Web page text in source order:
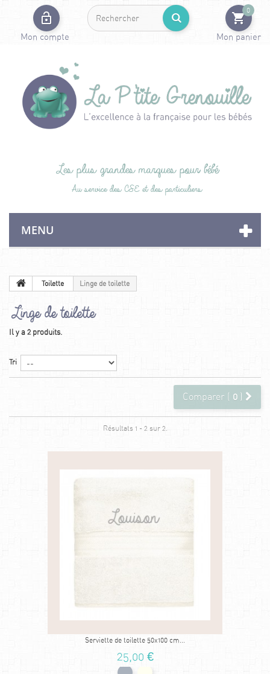
0
Mon panier
Mon compte
Les plus grandes marques pour bébé
Au service des CSE et des particuliers
MENU
Toilette Linge de toilette
Linge de toilette
Il y a 2 produits.
Tri
Comparer ( 0 )
Résultats 1 - 2 sur 2.
Serviette de toilette 50x100 cm...
25,00 €